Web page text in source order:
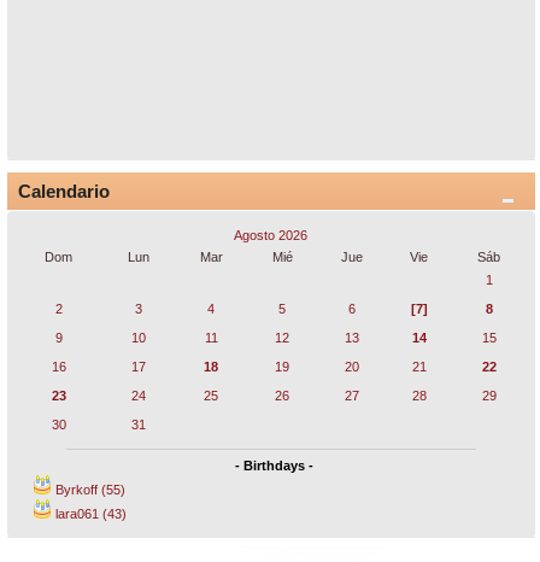
Calendario
Agosto 2026
Dom
Lun Mar Mié Jue Vie
Sáb
1
2
3 4 5 6 [7]
8
9
10 11 12 13 14
15
16
17 18 19 20 21
22
23
24 25 26 27 28
29
30
31
- Birthdays -
Byrkoff (55)
lara061 (43)